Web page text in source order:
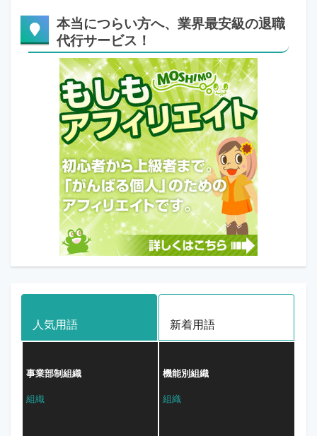
本当につらい方へ、業界最安級の退職
代行サービス！
人気用語 新着用語
事業部制組織
組織
機能別組織
組織